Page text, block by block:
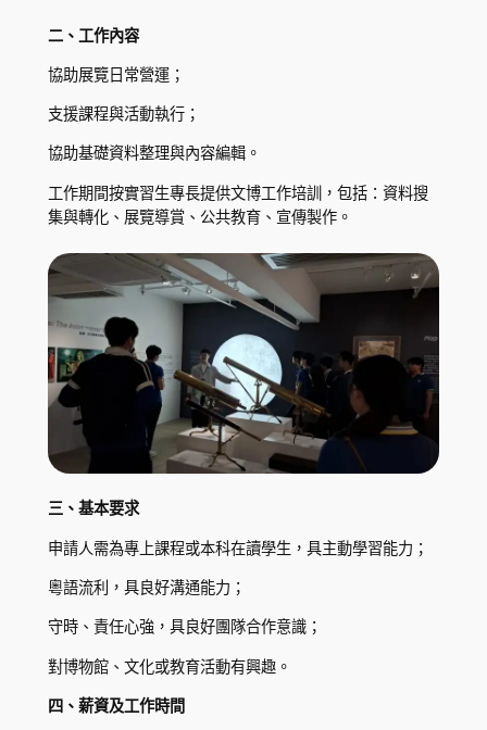
二、工作內容
協助展覽日常營運；
支援課程與活動執行；
協助基礎資料整理與內容編輯。
工作期間按實習生專長提供文博工作培訓，包括：資料搜
集與轉化、展覽導賞、公共教育、宣傳製作。
三、基本要求
申請人需為專上課程或本科在讀學生，具主動學習能力；
粵語流利，具良好溝通能力；
守時、責任心強，具良好團隊合作意識；
對博物館、文化或教育活動有興趣。
四、薪資及工作時間